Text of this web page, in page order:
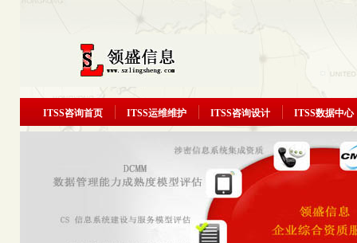
ITSS咨询首页 ITSS运维维护 ITSS咨询设计 ITSS数据中心